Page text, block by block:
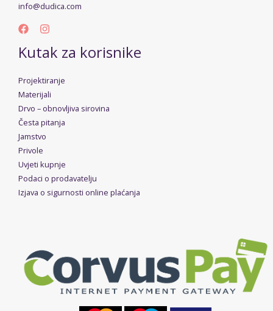
info@dudica.com
Kutak za korisnike
Projektiranje
Materijali
Drvo – obnovljiva sirovina
Česta pitanja
Jamstvo
Privole
Uvjeti kupnje
Podaci o prodavatelju
Izjava o sigurnosti online plaćanja